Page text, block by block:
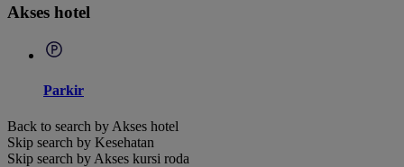
Akses hotel
Parkir
Back to search by Akses hotel
Skip search by Kesehatan
Skip search by Akses kursi roda